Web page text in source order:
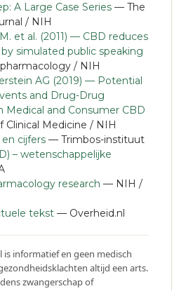
A Large Case Series — The
/ NIH
et al. (2011) — CBD reduces
simulated public speaking
/ NIH
AG (2019) — Potential
and Drug-Drug
Medical and Consumer CBD
Clinical Medicine / NIH
cijfers — Trimbos-instituut
– wetenschappelijke
research — NIH /
tekst — Overheid.nl
is informatief en geen medisch
altijd een arts.
zwangerschap of